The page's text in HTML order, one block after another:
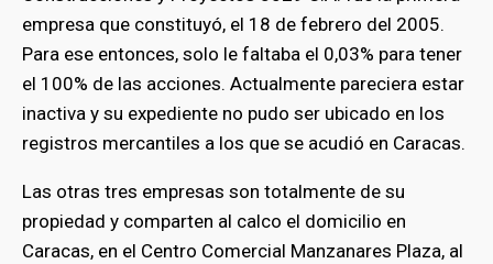
empresa que constituyó, el 18 de febrero del 2005.
Para ese entonces, solo le faltaba el 0,03% para tener
el 100% de las acciones. Actualmente pareciera estar
inactiva y su expediente no pudo ser ubicado en los
registros mercantiles a los que se acudió en Caracas.
Las otras tres empresas son totalmente de su
propiedad y comparten al calco el domicilio en
Caracas, en el Centro Comercial Manzanares Plaza, al